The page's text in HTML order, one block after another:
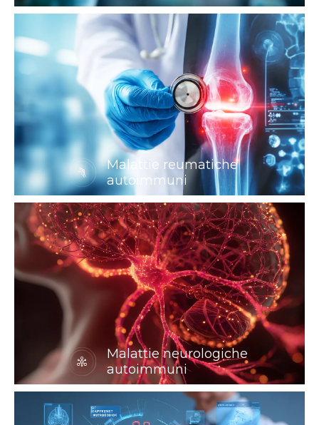
Malattie reumatiche
autoimmuni
Malattie neurologiche
autoimmuni